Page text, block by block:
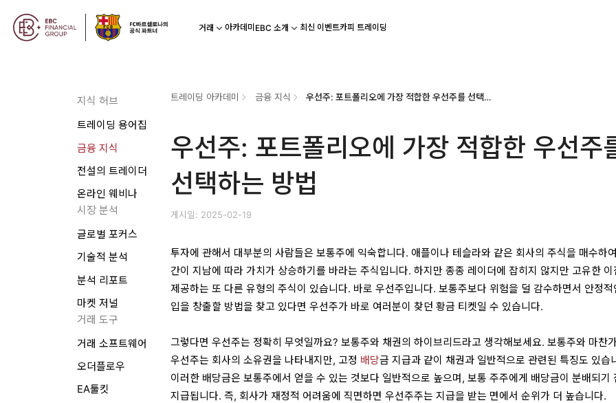
거래 아카데미 EBC 소개 최신 이벤트카피 트레이딩
지식 허브
트레이딩 용어집
금융 지식
전설의 트레이더
온라인 웨비나
시장 분석
글로벌 포커스
기술적 분석
분석 리포트
마켓 저널
거래 도구
거래 소프트웨어
오더플로우
EA툴킷
트레이딩 아카데미 금융 지식 우선주: 포트폴리오에 가장 적합한 우선주를 선택하는 방법
우선주: 포트폴리오에 가장 적합한 우선주
선택하는 방법
게시일: 2025-02-19
투자에 관해서 대부분의 사람들은 보통주에 익숙합니다. 애플이나 테슬라와 같은 회사의 주식을 매수하
간이 지남에 따라 가치가 상승하기를 바라는 주식입니다. 하지만 종종 레이더에 잡히지 않지만 고유한 이
제공하는 또 다른 유형의 주식이 있습니다. 바로 우선주입니다. 보통주보다 위험을 덜 감수하면서 안정적
입을 창출할 방법을 찾고 있다면 우선주가 바로 여러분이 찾던 황금 티켓일 수 있습니다.
그렇다면 우선주는 정확히 무엇일까요? 보통주와 채권의 하이브리드라고 생각해보세요. 보통주와 마찬
우선주는 회사의 소유권을 나타내지만, 고정 배당금 지급과 같이 채권과 일반적으로 관련된 특징도 있습
이러한 배당금은 보통주에서 얻을 수 있는 것보다 일반적으로 높으며, 보통 주주에게 배당금이 분배되기
지급됩니다. 즉, 회사가 재정적 어려움에 직면하면 우선주주는 지급을 받는 면에서 순위가 더 높습니다.